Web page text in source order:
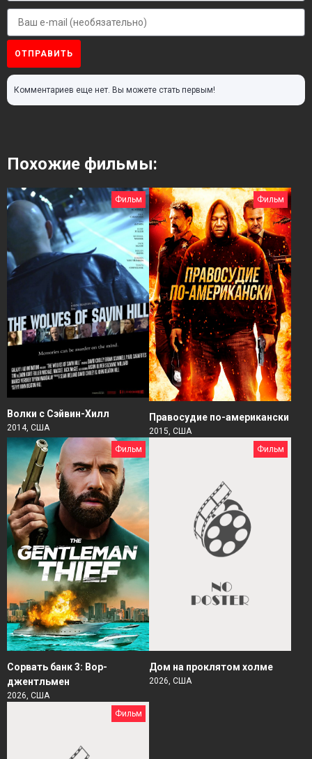
ОТПРАВИТЬ
Комментариев еще нет. Вы можете стать первым!
Похожие фильмы:
Фильм
Волки с Сэйвин-Хилл
2014, США
Фильм
Правосудие по-американски
2015, США
Фильм
Сорвать банк 3: Вор-
джентльмен
2026, США
Фильм
Дом на проклятом холме
2026, США
Фильм